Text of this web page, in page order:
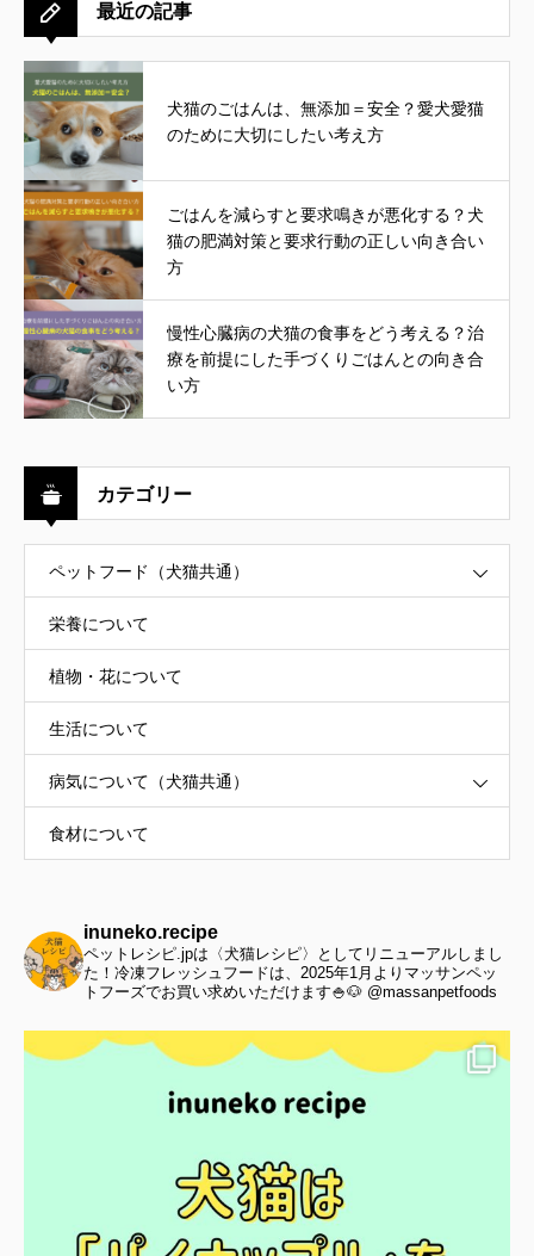
最近の記事
犬猫のごはんは、無添加＝安全？愛犬愛猫
のために大切にしたい考え方
ごはんを減らすと要求鳴きが悪化する？犬
猫の肥満対策と要求行動の正しい向き合い
方
慢性心臓病の犬猫の食事をどう考える？治
療を前提にした手づくりごはんとの向き合
い方
カテゴリー
ペットフード（犬猫共通）
栄養について
植物・花について
生活について
病気について（犬猫共通）
食材について
inuneko.recipe
ペットレシピ.jpは〈犬猫レシピ〉としてリニューアルしまし
た！冷凍フレッシュフードは、2025年1月よりマッサンペッ
トフーズでお買い求めいただけます🍚🐶 @massanpetfoods